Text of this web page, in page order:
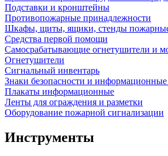
Подставки и кронштейны
Противопожарные принадлежности
Шкафы, щиты, ящики, стенды
Средства первой помощи
Самосрабатывающие огнетушители и
Огнетушители
Сигнальный инвентарь
Знаки безопасности и информационные
Плакаты информационные
Ленты для ограждения и разметки
Оборудование пожарной сигнализации
Инструменты